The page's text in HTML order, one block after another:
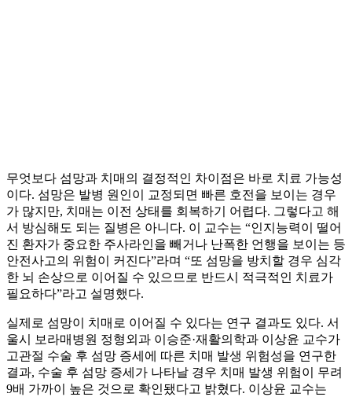
무엇보다 섬망과 치매의 결정적인 차이점은 바로 치료 가능성
이다. 섬망은 발병 원인이 교정되면 빠른 호전을 보이는 경우
가 많지만, 치매는 이전 상태를 회복하기 어렵다. 그렇다고 해
서 방심해도 되는 질병은 아니다. 이 교수는 “인지능력이 떨어
진 환자가 중요한 주사라인을 빼거나 난폭한 언행을 보이는 등
안전사고의 위험이 커진다”라며 “또 섬망을 방치할 경우 심각
한 뇌 손상으로 이어질 수 있으므로 반드시 적극적인 치료가
필요하다”라고 설명했다.
실제로 섬망이 치매로 이어질 수 있다는 연구 결과도 있다. 서
울시 보라매병원 정형외과 이승준·재활의학과 이상윤 교수가
고관절 수술 후 섬망 증세에 따른 치매 발생 위험성을 연구한
결과, 수술 후 섬망 증세가 나타날 경우 치매 발생 위험이 무려
9배 가까이 높은 것으로 확인됐다고 밝혔다. 이상윤 교수는